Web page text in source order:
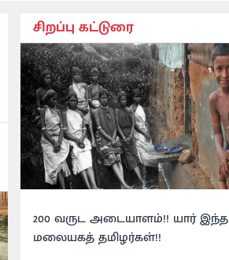
சிறப்பு கட்டுரை
200 வருட அடையாளம்!! யார் இந்த
மலையகத் தமிழர்கள்!!